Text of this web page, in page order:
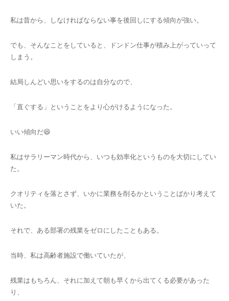
私は昔から、しなければならない事を後回しにする傾向が強い。
でも、そんなことをしていると、ドンドン仕事が積み上がっていって
しまう。
結局しんどい思いをするのは自分なので、
「直ぐする」ということをより心がけるようになった。
いい傾向だ😆
私はサラリーマン時代から、いつも効率化というものを大切にしてい
た。
クオリティを落とさず、いかに業務を削るかということばかり考えて
いた。
それで、ある部署の残業をゼロにしたこともある。
当時、私は高齢者施設で働いていたが、
残業はもちろん、それに加えて朝も早くから出てくる必要があった
り、